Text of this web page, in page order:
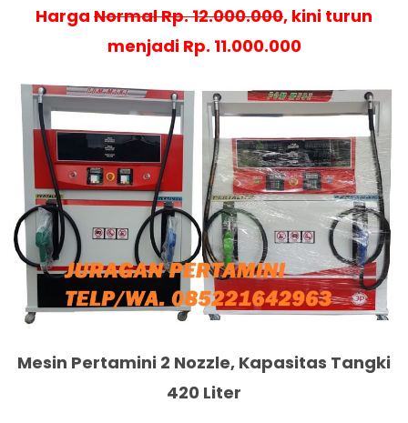
Harga Normal Rp. 12.000.000, kini turun
menjadi Rp. 11.000.000
Mesin Pertamini 2 Nozzle, Kapasitas Tangki
420 Liter